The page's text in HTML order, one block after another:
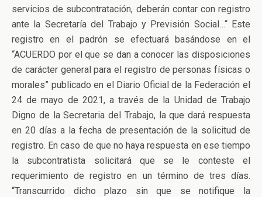
servicios de subcontratación, deberán contar con registro
ante la Secretaría del Trabajo y Previsión Social…“ Este
registro en el padrón se efectuará basándose en el
“ACUERDO por el que se dan a conocer las disposiciones
de carácter general para el registro de personas físicas o
morales” publicado en el Diario Oficial de la Federación el
24 de mayo de 2021, a través de la Unidad de Trabajo
Digno de la Secretaria del Trabajo, la que dará respuesta
en 20 días a la fecha de presentación de la solicitud de
registro. En caso de que no haya respuesta en ese tiempo
la subcontratista solicitará que se le conteste el
requerimiento de registro en un término de tres días.
“Transcurrido dicho plazo sin que se notifique la